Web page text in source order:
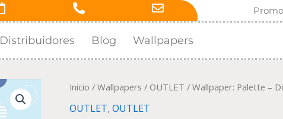
Distribuidores Blog Wallpapers
Inicio / Wallpapers / OUTLET / Wallpaper: Palette –
OUTLET, OUTLET
Wallpaper:
Palette